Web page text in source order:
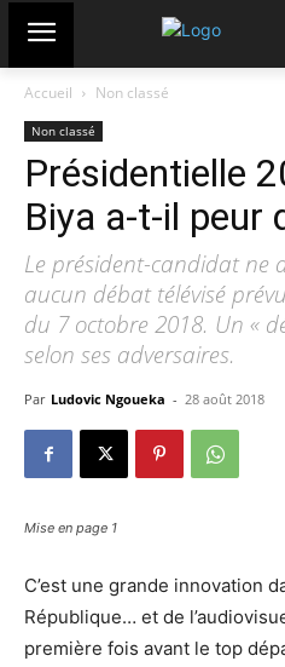
Accueil Non classé
Non classé
Présidentielle
Biya a-t-il peur
Le président-candidat ne
aucun débat télévisé
du 7 octobre 2018. Un «
selon ses adversaires.
Par Ludovic Ngoueka - 28 août 2018
Mise en page 1
C’est une grande innovation
République… et de
première fois avant le top